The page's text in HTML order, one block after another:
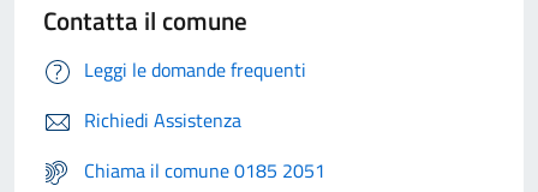
Contatta il comune
Leggi le domande frequenti
Richiedi Assistenza
Chiama il comune 0185 2051